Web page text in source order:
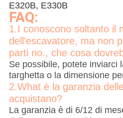
E320B, E330B
FAQ:
1.I conoscono soltanto il
dell'escavatore, ma non
parti no., che cosa
Se possibile, potete inviarci
targhetta o la dimensione
2.What è la garanzia
acquistano?
La garanzia è di 6/12 di